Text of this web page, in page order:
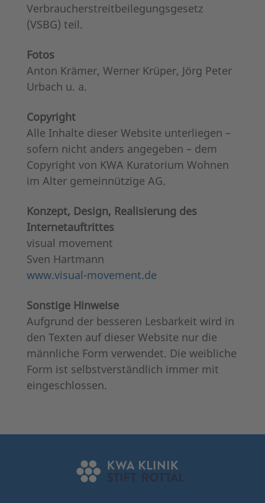
Verbraucherstreitbeilegungsgesetz
(VSBG) teil.
Fotos
Anton Krämer, Werner Krüper, Jörg Peter
Urbach u. a.
Copyright
Alle Inhalte dieser Website unterliegen –
sofern nicht anders angegeben – dem
Copyright von KWA Kuratorium Wohnen
im Alter gemeinnützige AG.
Konzept, Design, Realisierung des
Internetauftrittes
visual movement
Sven Hartmann
www.visual-movement.de
Sonstige Hinweise
Aufgrund der besseren Lesbarkeit wird in
den Texten auf dieser Website nur die
männliche Form verwendet. Die weibliche
Form ist selbstverständlich immer mit
eingeschlossen.